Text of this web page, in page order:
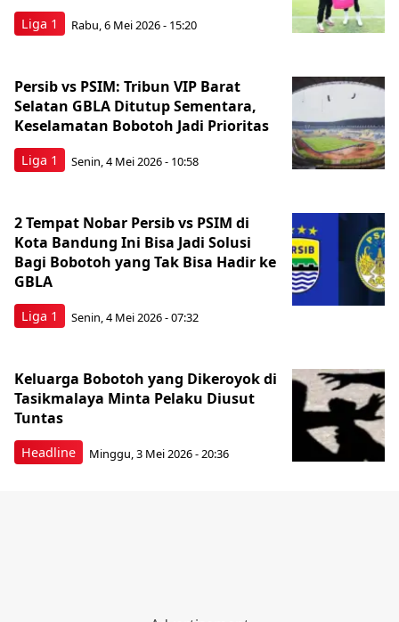
Liga 1 Rabu, 6 Mei 2026 - 15:20
Liga 1
Persib vs PSIM: Tribun VIP Barat
Selatan GBLA Ditutup Sementara,
Keselamatan Bobotoh Jadi Prioritas
Senin, 4 Mei 2026 - 10:58
Liga 1
2 Tempat Nobar Persib vs PSIM di
Kota Bandung Ini Bisa Jadi Solusi
Bagi Bobotoh yang Tak Bisa Hadir ke
GBLA
Senin, 4 Mei 2026 - 07:32
Headline
Keluarga Bobotoh yang Dikeroyok di
Tasikmalaya Minta Pelaku Diusut
Tuntas
Minggu, 3 Mei 2026 - 20:36